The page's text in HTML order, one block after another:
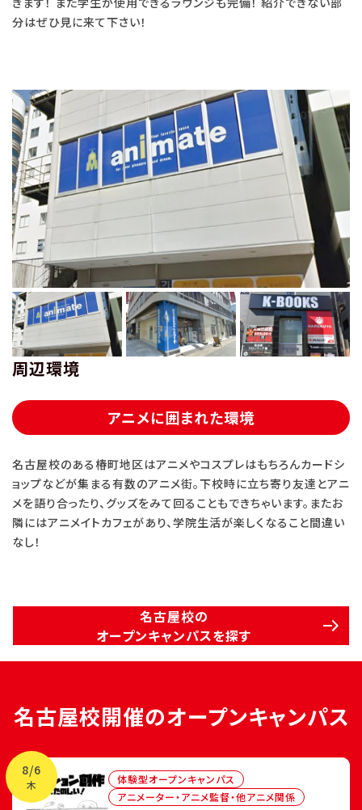
分はぜひ見に来て下さい！
周辺環境
アニメに囲まれた環境
名古屋校のある椿町地区はアニメやコスプレはもちろんカードシ
ョップなどが集まる有数のアニメ街。下校時に立ち寄り友達とアニ
メを語り合ったり、グッズをみて回ることもできちゃいます。またお
隣にはアニメイトカフェがあり、学院生活が楽しくなること間違い
なし！
名古屋校の
オープンキャンパスを探す
名古屋校開催のオープンキャンパス
8/6
木
体験型オープンキャンパス
アニメーター・アニメ監督・他アニメ関係